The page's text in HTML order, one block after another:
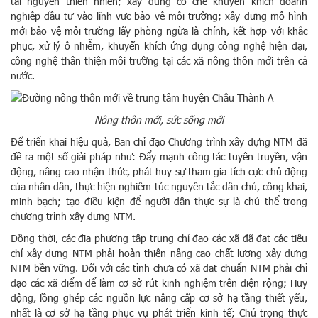
nghiệp đầu tư vào lĩnh vực bảo vệ môi trường; xây dựng mô hình
mới bảo vệ môi trường lấy phòng ngừa là chính, kết hợp với khắc
phục, xử lý ô nhiễm, khuyến khích ứng dụng công nghệ hiện đại,
công nghệ thân thiện môi trường tại các xã nông thôn mới trên cả
nước.
Nông thôn mới, sức sống mới
Để triển khai hiệu quả, Ban chỉ đạo Chương trình xây dựng NTM đã
đề ra một số giải pháp như: Đẩy mạnh công tác tuyên truyền, vận
động, nâng cao nhận thức, phát huy sự tham gia tích cực chủ động
của nhân dân, thực hiện nghiêm túc nguyên tắc dân chủ, công khai,
minh bạch; tạo điều kiện để người dân thực sự là chủ thể trong
chương trình xây dựng NTM.
Đồng thời, các địa phương tập trung chỉ đạo các xã đã đạt các tiêu
chí xây dựng NTM phải hoàn thiện nâng cao chất lượng xây dựng
NTM bền vững. Đối với các tỉnh chưa có xã đạt chuẩn NTM phải chỉ
đạo các xã điểm để làm cơ sở rút kinh nghiệm trên diện rộng; Huy
động, lồng ghép các nguồn lực nâng cấp cơ sở hạ tầng thiết yếu,
nhất là cơ sở hạ tầng phục vụ phát triển kinh tế; Chú trọng thực